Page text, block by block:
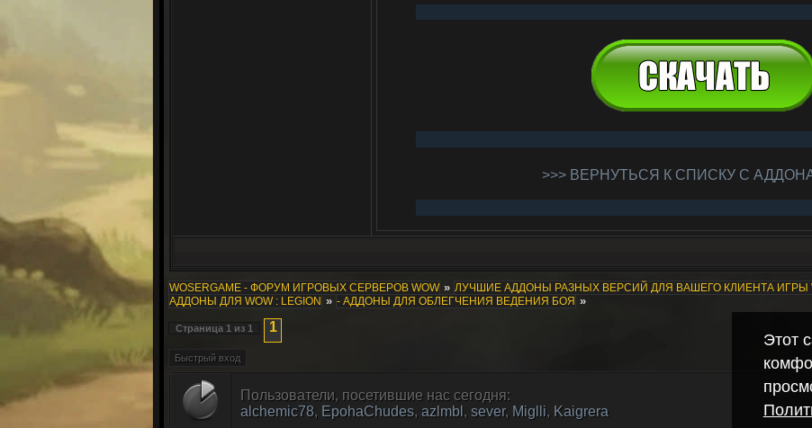
>>> ВЕРНУТЬСЯ К СПИСКУ С
WOSERGAME - ФОРУМ ИГРОВЫХ СЕРВЕРОВ WOW » ЛУЧШИЕ АДДОНЫ РАЗНЫХ ВЕРСИЙ ДЛЯ ВАШЕГО КЛИЕНТА ИГРЫ
АДДОНЫ ДЛЯ WOW : LEGION » - АДДОНЫ ДЛЯ ОБЛЕГЧЕНИЯ ВЕДЕНИЯ БОЯ »
Страница 1 из 1 1
Пользователи, посетившие нас сегодня:
alchemic78, EpohaChudes, azlmbl , sever, Miglli, Kaigrera
Этот